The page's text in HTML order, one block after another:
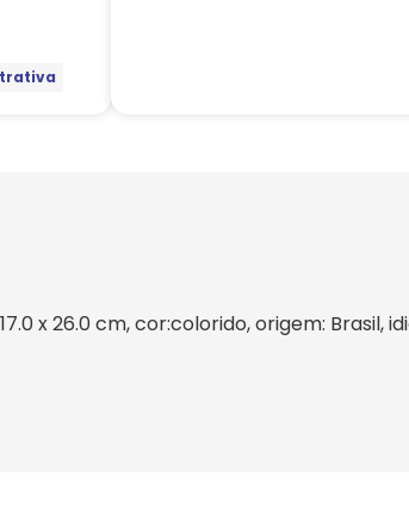
x 26.0 cm, cor:colorido, origem: Brasil,